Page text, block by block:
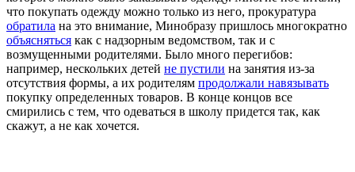
что покупать одежду можно только из него, прокуратура
обратила на это внимание, Минобразу пришлось многократно
объясняться как с надзорным ведомством, так и с
возмущенными родителями. Было много перегибов:
например, нескольких детей не пустили на занятия из-за
отсутствия формы, а их родителям продолжали навязывать
покупку определенных товаров. В конце концов все
смирились с тем, что одеваться в школу придется так, как
скажут, а не как хочется.